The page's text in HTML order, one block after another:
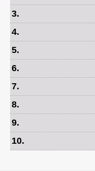
3.
4.
5.
6.
7.
8.
9.
10.